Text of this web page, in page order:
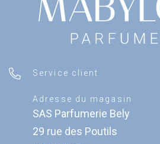
Service client
Adresse du magasin
SAS Parfumerie Bely
29 rue des Poutils